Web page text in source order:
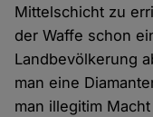
Mittelschicht zu
der Waffe schon
Landbevölkerung
man eine
man illegitim